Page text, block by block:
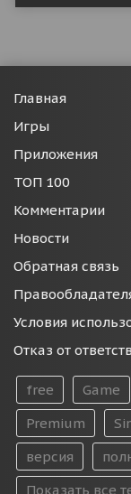
Главная
Игры
Приложения
ТОП 100
Комментарии
Новости
Обратная связь
Условия
Отказ от
free Game
Premium
версия
Показать все